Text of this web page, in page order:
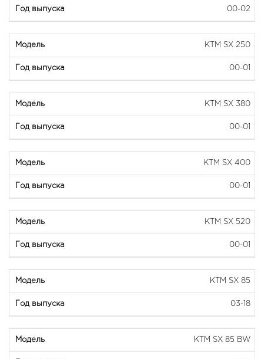
00-02
KTM SX 250
00-01
KTM SX 380
00-01
KTM SX 400
00-01
KTM SX 520
00-01
KTM SX 85
03-18
KTM SX 85 BW